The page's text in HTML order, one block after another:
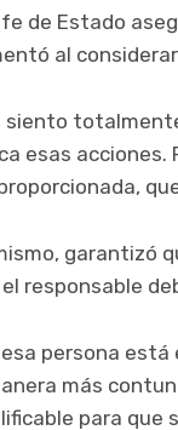
de Estado
al
siento
esas
garantizó
responsable
esa persona
más
para que